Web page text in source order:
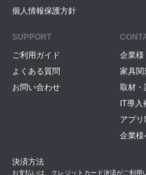
個人情報保護方針
SUPPORT
ご利用ガイド
よくある質問
お問い合わせ
企業様
家具関
取材・
IT導
アプリ
企業様
決済方法
お支払いは、クレジットカード決済がご利用